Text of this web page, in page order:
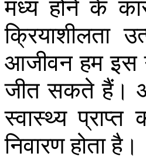
मध्य होने के
क्रियाशीलता
आजीवन हम इस
जीत सकते हैं।
स्वास्थ्य प्राप्त
निवारण होता है।